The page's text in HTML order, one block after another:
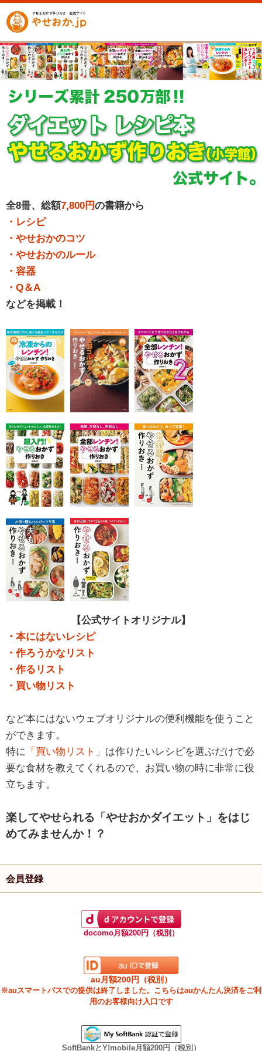
全8冊、総額7,800円の書籍から
・レシピ
・やせおかのコツ
・やせおかのルール
・容器
・Q＆A
などを掲載！
【公式サイトオリジナル】
・本にはないレシピ
・作ろうかなリスト
・作るリスト
・買い物リスト
など本にはないウェブオリジナルの便利機能を使うこと
ができます。
特に 「買い物リスト」 は作りたいレシピを選ぶだけで必
要な食材を教えてくれるので、お買い物の時に非常に役
立ちます。
楽してやせられる「やせおかダイエット」をはじ
めてみませんか！？
会員登録
docomo月額200円（税別）
au月額200円（税別）
※auスマートパスでの提供は終了しました。こちらはauかんたん決済をご利
用のお客様向け入口です
SoftBankとY!mobile月額200円（税別）